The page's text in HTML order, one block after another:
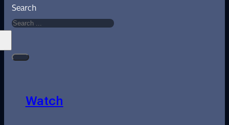
Search
Watch